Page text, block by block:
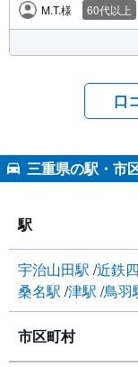
M.T.様 60代以上
口
三重県の駅・市
駅
宇治山田駅 近鉄
桑名駅 津駅 鳥羽
市区町村